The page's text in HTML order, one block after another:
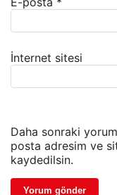
İnternet sitesi
Daha sonraki
posta adresim ve
kaydedilsin.